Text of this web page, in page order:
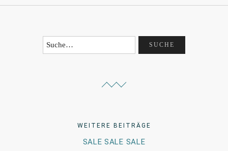
WEITERE BEITRÄGE
SALE SALE SALE